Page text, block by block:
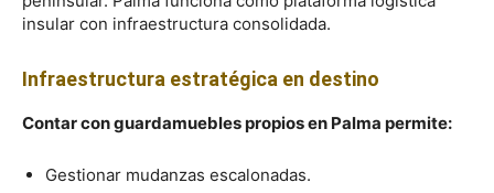
insular con infraestructura consolidada.
Infraestructura estratégica en destino
Contar con guardamuebles propios en Palma permite:
Gestionar mudanzas escalonadas.